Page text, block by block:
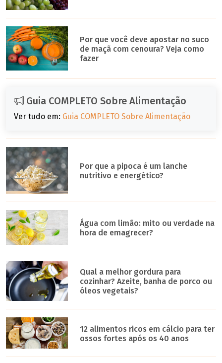
Por que você deve apostar no suco
de maçã com cenoura? Veja como
fazer
Guia COMPLETO Sobre Alimentação
Ver tudo em: Guia COMPLETO Sobre Alimentação
Por que a pipoca é um lanche
nutritivo e energético?
Água com limão: mito ou verdade na
hora de emagrecer?
Qual a melhor gordura para
cozinhar? Azeite, banha de porco ou
óleos vegetais?
12 alimentos ricos em cálcio para ter
ossos fortes após os 40 anos